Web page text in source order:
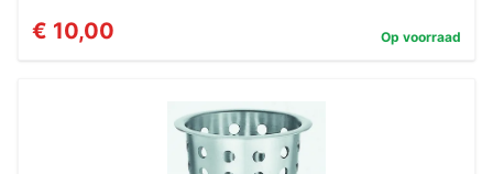
€ 10,00 Op voorraad